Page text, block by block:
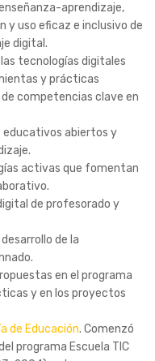
aprendizaje,
y uso eficaz e inclusivo de
digital.
tecnologías digitales
y prácticas
competencias clave en
educativos abiertos y
activas que fomentan
de profesorado y
de la
en el programa
y en los proyectos
de Educación. Comenzó
programa Escuela TIC